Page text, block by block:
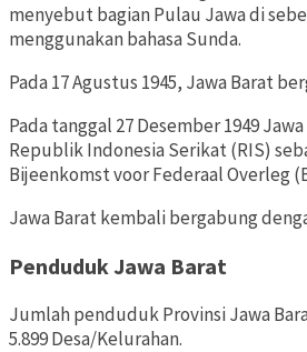
menyebut bagian Pulau Jawa di
menggunakan bahasa Sunda.
Pada 17 Agustus 1945, Jawa Barat
Pada tanggal 27 Desember 1949
Republik Indonesia Serikat (RIS)
Bijeenkomst voor Federaal Overleg
Jawa Barat kembali bergabung
Penduduk Jawa Barat
Jumlah penduduk Provinsi Jawa
5.899 Desa/Kelurahan.